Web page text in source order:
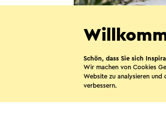
Hoeve Holswick
Schön, dass Sie sich
Wir machen von Cookies
Website zu analysieren und
verbessern.